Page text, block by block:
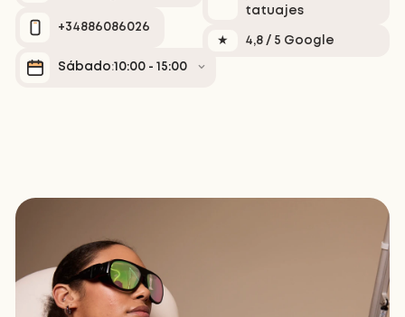
+34886086026
Sábado 10:00 - 15:00
tatuajes
★ 4,8 / 5 Google